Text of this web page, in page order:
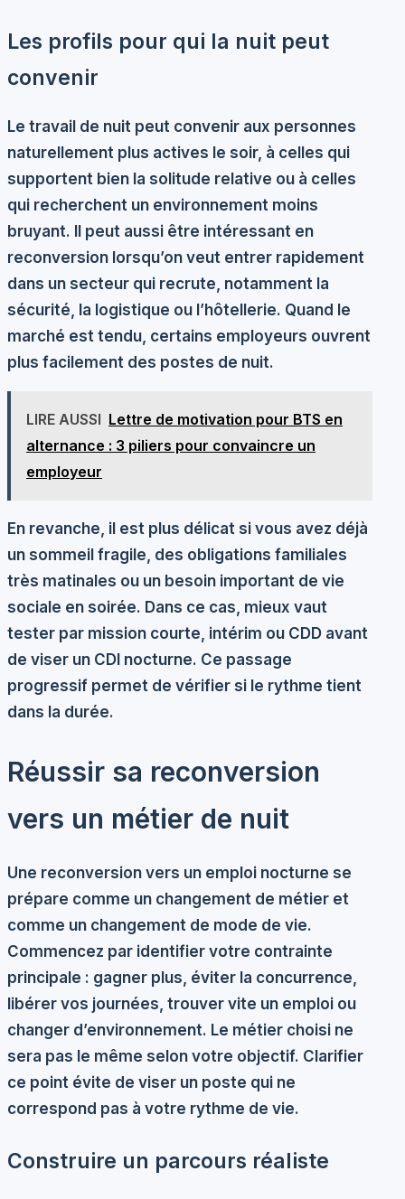
Les profils pour qui la nuit peut
convenir
Le travail de nuit peut convenir aux personnes
naturellement plus actives le soir, à celles qui
supportent bien la solitude relative ou à celles
qui recherchent un environnement moins
bruyant. Il peut aussi être intéressant en
reconversion lorsqu’on veut entrer rapidement
dans un secteur qui recrute, notamment la
sécurité, la logistique ou l’hôtellerie. Quand le
marché est tendu, certains employeurs ouvrent
plus facilement des postes de nuit.
LIRE AUSSI Lettre de motivation pour BTS en
alternance : 3 piliers pour convaincre un
employeur
En revanche, il est plus délicat si vous avez déjà
un sommeil fragile, des obligations familiales
très matinales ou un besoin important de vie
sociale en soirée. Dans ce cas, mieux vaut
tester par mission courte, intérim ou CDD avant
de viser un CDI nocturne. Ce passage
progressif permet de vérifier si le rythme tient
dans la durée.
Réussir sa reconversion
vers un métier de nuit
Une reconversion vers un emploi nocturne se
prépare comme un changement de métier et
comme un changement de mode de vie.
Commencez par identifier votre contrainte
principale : gagner plus, éviter la concurrence,
libérer vos journées, trouver vite un emploi ou
changer d’environnement. Le métier choisi ne
sera pas le même selon votre objectif. Clarifier
ce point évite de viser un poste qui ne
correspond pas à votre rythme de vie.
Construire un parcours réaliste